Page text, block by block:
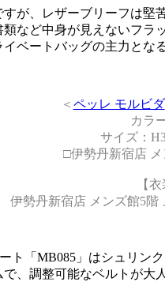
が、レザーブリーフは
など中身が見えないフ
ベートバッグの主力となる
＜ ペッレ モルビダ
カラ
サイズ：
□伊勢丹新宿店
【
伊勢丹新宿店 メンズ館5階
ト「MB085」はシュリ
、調整可能なベルトが